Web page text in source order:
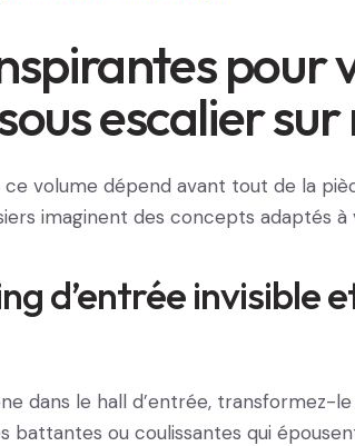
pour
escalier
ce volume dépend avant tout de la
imaginent des concepts adaptés
d’entrée invisible
dans le hall d’entrée, transformez-le
battantes ou coulissantes qui